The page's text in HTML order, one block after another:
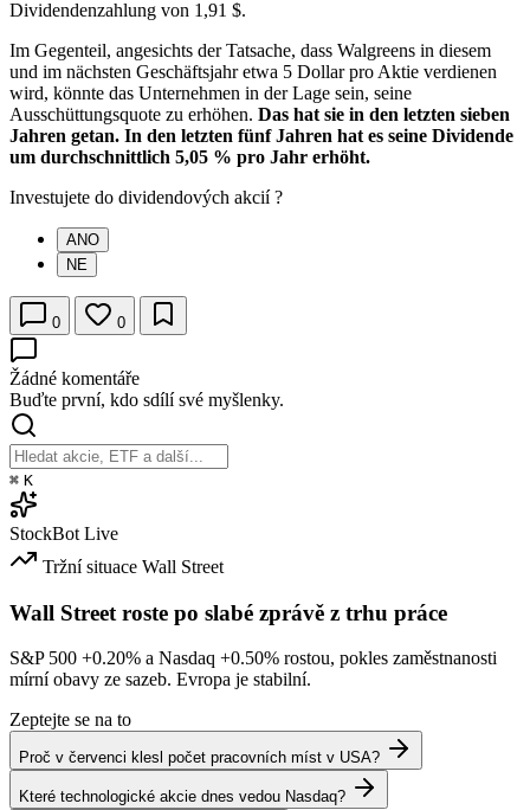
Dividendenzahlung von 1,91 $.
Im Gegenteil, angesichts der Tatsache, dass Walgreens in diesem
und im nächsten Geschäftsjahr etwa 5 Dollar pro Aktie verdienen
wird, könnte das Unternehmen in der Lage sein, seine
Ausschüttungsquote zu erhöhen. Das hat sie in den letzten sieben
Jahren getan. In den letzten fünf Jahren hat es seine Dividende
um durchschnittlich 5,05 % pro Jahr erhöht.
Investujete do dividendových akcií ?
ANO
NE
0 0
Žádné komentáře
Buďte první, kdo sdílí své myšlenky.
⌘ K
StockBot Live
Tržní situace Wall Street
Wall Street roste po slabé zprávě z trhu práce
S&P 500 +0.20% a Nasdaq +0.50% rostou, pokles zaměstnanosti
mírní obavy ze sazeb. Evropa je stabilní.
Zeptejte se na to
Proč v červenci klesl počet pracovních míst v USA?
Které technologické akcie dnes vedou Nasdaq?